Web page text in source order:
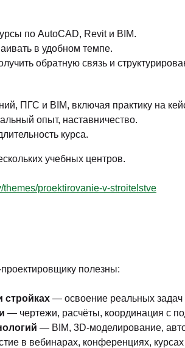
по AutoCAD, Revit и BIM.
в удобном темпе.
обратную связь и
ПГС и BIM, включая практику на
опыт, наставничество.
курса.
учебных центров.
themes/proektirovanie-v-stroitelstve
полезны:
стройках — освоение реальных задач
— чертежи, расчёты, координация с
— BIM, 3D-моделирование,
в вебинарах, конференциях, курсах